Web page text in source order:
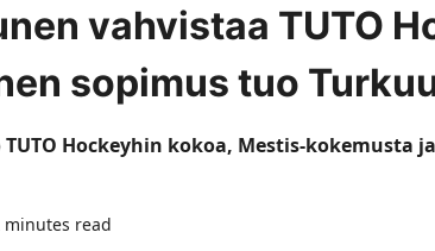
vahvistaa TUTO
sopimus tuo
Hockeyhin kokoa, Mestis-kokemusta
minutes read